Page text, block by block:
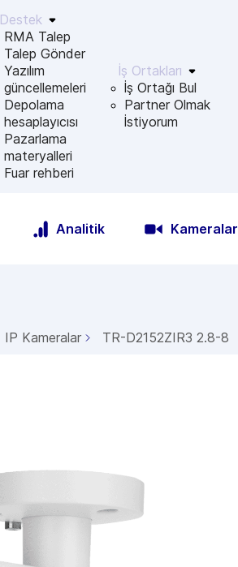
Destek
RMA Talep
Talep Gönder
Yazılım
güncellemeleri
Depolama
hesaplayıcısı
Pazarlama
materyalleri
Fuar rehberi
İş Ortakları
İş Ortağı Bul
Partner Olmak
İstiyorum
Analitik Kameralar
IP Kameralar TR-D2152ZIR3 2.8-8